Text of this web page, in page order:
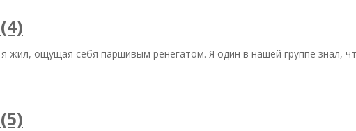
жил, ощущая себя паршивым ренегатом. Я один в нашей группе знал,